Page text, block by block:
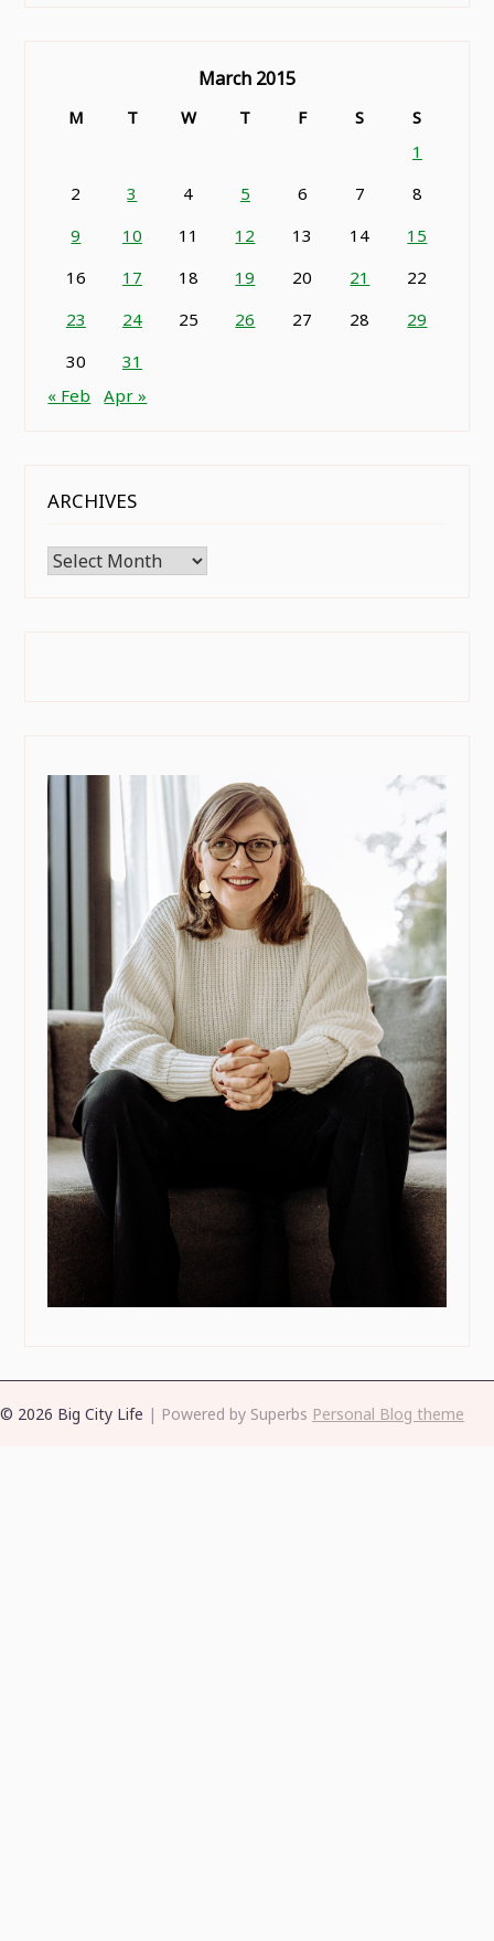
March 2015
M T W T F S
S
1
2
3 4 5 6 7
8
9
10 11 12 13 14
15
16
17 18 19 20 21
22
23
24 25 26 27 28
29
30
31
« Feb
Apr »
ARCHIVES
Archives
© 2026 Big City Life | Powered by Superbs Personal Blog theme